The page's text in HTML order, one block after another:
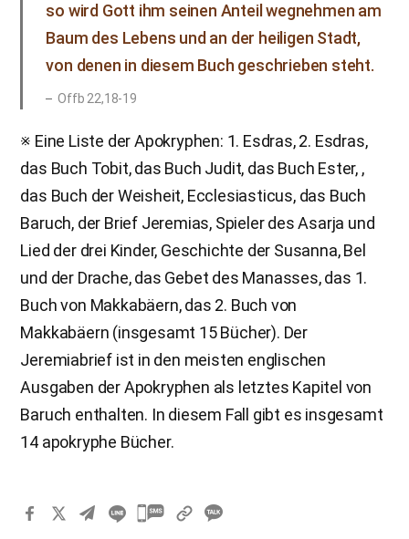
so wird Gott ihm seinen Anteil wegnehmen am
Baum des Lebens und an der heiligen Stadt,
von denen in diesem Buch geschrieben steht.
Offb 22,18-19
※ Eine Liste der Apokryphen: 1. Esdras, 2. Esdras,
das Buch Tobit, das Buch Judit, das Buch Ester, ,
das Buch der Weisheit, Ecclesiasticus, das Buch
Baruch, der Brief Jeremias, Spieler des Asarja und
Lied der drei Kinder, Geschichte der Susanna, Bel
und der Drache, das Gebet des Manasses, das 1.
Buch von Makkabäern, das 2. Buch von
Makkabäern (insgesamt 15 Bücher). Der
Jeremiabrief ist in den meisten englischen
Ausgaben der Apokryphen als letztes Kapitel von
Baruch enthalten. In diesem Fall gibt es insgesamt
14 apokryphe Bücher.
카